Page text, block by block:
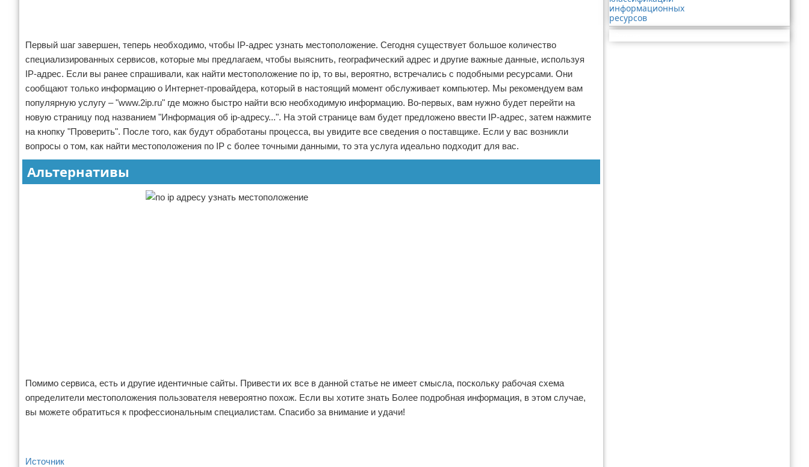
Первый шаг завершен, теперь необходимо, чтобы IP-адрес узнать местоположение. Сегодня существует большое количество
специализированных сервисов, которые мы предлагаем, чтобы выяснить, географический адрес и другие важные данные, используя
IP-адрес. Если вы ранее спрашивали, как найти местоположение по ip, то вы, вероятно, встречались с подобными ресурсами. Они
сообщают только информацию о Интернет-провайдера, который в настоящий момент обслуживает компьютер. Мы рекомендуем вам
популярную услугу – "www.2ip.ru" где можно быстро найти всю необходимую информацию. Во-первых, вам нужно будет перейти на
новую страницу под названием "Информация об ip-адресу...". На этой странице вам будет предложено ввести IP-адрес, затем нажмите
на кнопку "Проверить". После того, как будут обработаны процесса, вы увидите все сведения о поставщике. Если у вас возникли
вопросы о том, как найти местоположения по IP с более точными данными, то эта услуга идеально подходит для вас.
Альтернативы
Помимо сервиса, есть и другие идентичные сайты. Привести их все в данной статье не имеет смысла, поскольку рабочая схема
определители местоположения пользователя невероятно похож. Если вы хотите знать Более подробная информация, в этом случае,
вы можете обратиться к профессиональным специалистам. Спасибо за внимание и удачи!
Источник